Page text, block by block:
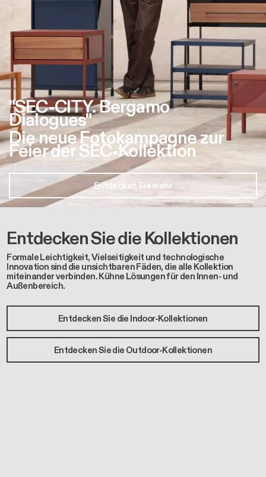
"SEC-CITY. Bergamo
Dialogues"
Die neue Fotokampagne zur
Feier der SEC-Kollektion
Entdecken Sie mehr
Entdecken Sie die Kollektionen
Formale Leichtigkeit, Vielseitigkeit und technologische
Innovation sind die unsichtbaren Fäden, die alle Kollektion
miteinander verbinden. Kühne Lösungen für den Innen- und
Außenbereich.
Entdecken Sie die Indoor-Kollektionen
Entdecken Sie die Outdoor-Kollektionen